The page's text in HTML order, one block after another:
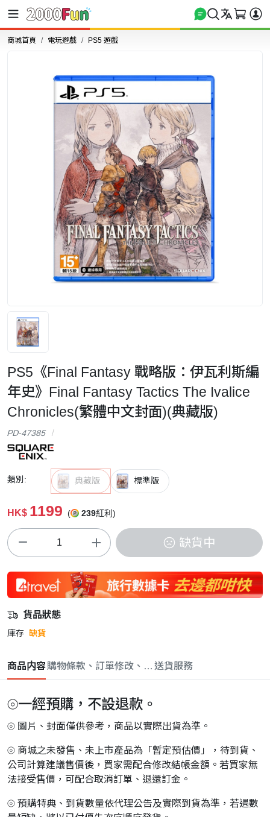
商城首頁 電玩遊戲 PS5 遊戲
PS5《Final Fantasy 戰略版：伊瓦利斯編
年史》Final Fantasy Tactics The Ivalice
Chronicles(繁體中文封面)(典藏版)
PD-47385
類別: 典藏版 標準版
HK$ 1199 ( 239紅利)
缺貨中
貨品狀態
庫存 缺貨
商品内容購物條款、訂單修改、取消與退款政策
送貨服務
⦾一經預購，不設退款。
⦾ 圖片、封面僅供參考，商品以實際出貨為準。
⦾ 商城之未發售、未上市產品為「暫定預估價」，待到貨、
公司計算建議售價後，買家需配合修改結帳金額。若買家無
法接受售價，可配合取消訂單、退還訂金。
⦾ 預購特典、到貨數量依代理公告及實際到貨為準，若遇數